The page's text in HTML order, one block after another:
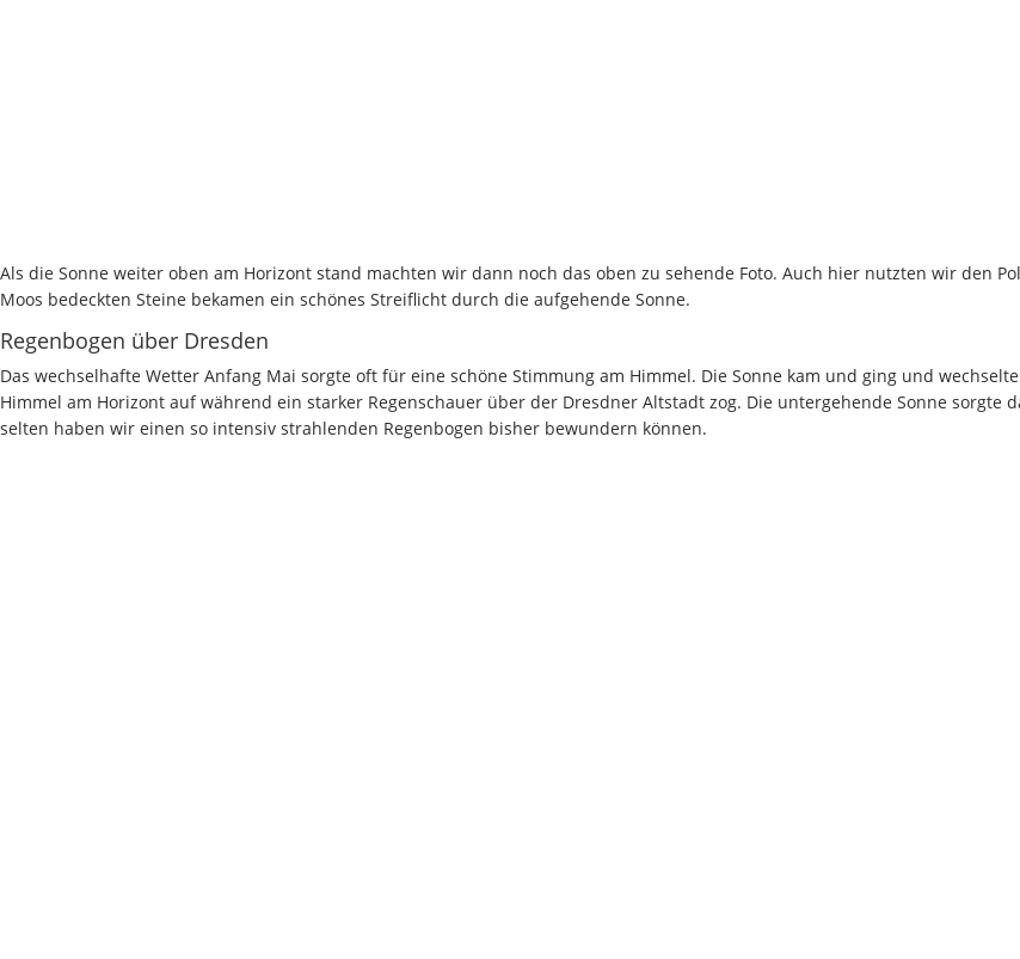
Als die Sonne weiter oben am Horizont stand machten wir dann noch das oben zu sehende Foto. Auch hier nutzten wir den
Moos bedeckten Steine bekamen ein schönes Streiflicht durch die aufgehende Sonne.
Regenbogen über Dresden
Das wechselhafte Wetter Anfang Mai sorgte oft für eine schöne Stimmung am Himmel. Die Sonne kam und ging und
Himmel am Horizont auf während ein starker Regenschauer über der Dresdner Altstadt zog. Die untergehende Sonne
selten haben wir einen so intensiv strahlenden Regenbogen bisher bewundern können.